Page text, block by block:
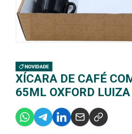
XÍCARA DE CAFÉ
65ML OXFORD LUIZA